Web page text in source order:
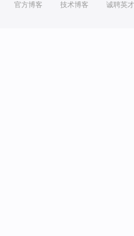
官方博客 技术博客 诚聘英才